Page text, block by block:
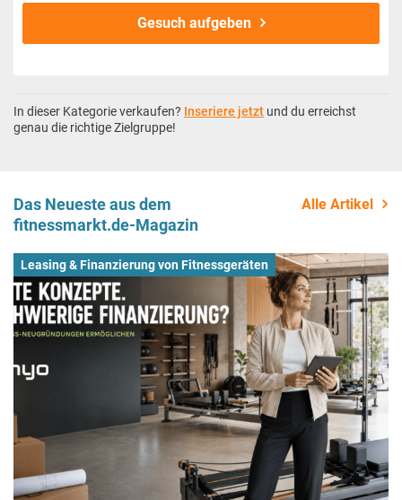
Gesuch aufgeben
In dieser Kategorie verkaufen? Inseriere jetzt und du erreichst
genau die richtige Zielgruppe!
Das Neueste aus dem
fitnessmarkt.de-Magazin
Alle Artikel
Leasing & Finanzierung von Fitnessgeräten